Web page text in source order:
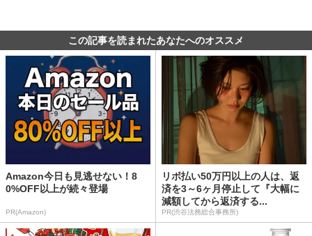
この記事を読まれたあなたへのオススメ
Amazon今日も見逃せない！8
0%OFF以上が続々登場
PR(Amazon)
リボ払い50万円以上の人は、返
済を3～6ヶ月停止して『大幅に
減額してから返済する...
PR(渋谷法務総合事務所)